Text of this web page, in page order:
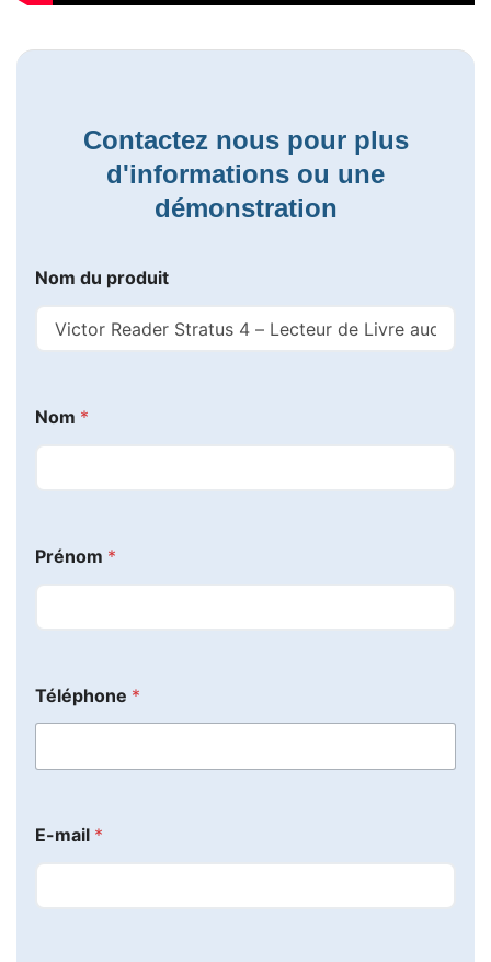
Contactez nous pour plus
d'informations ou une
démonstration
Nom du produit
Nom *
Prénom *
Téléphone *
E-mail *